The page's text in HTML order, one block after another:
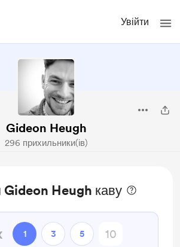
Увійти
Gideon Heugh
296 прихильники(ів)
Gideon Heugh каву
1 3 5